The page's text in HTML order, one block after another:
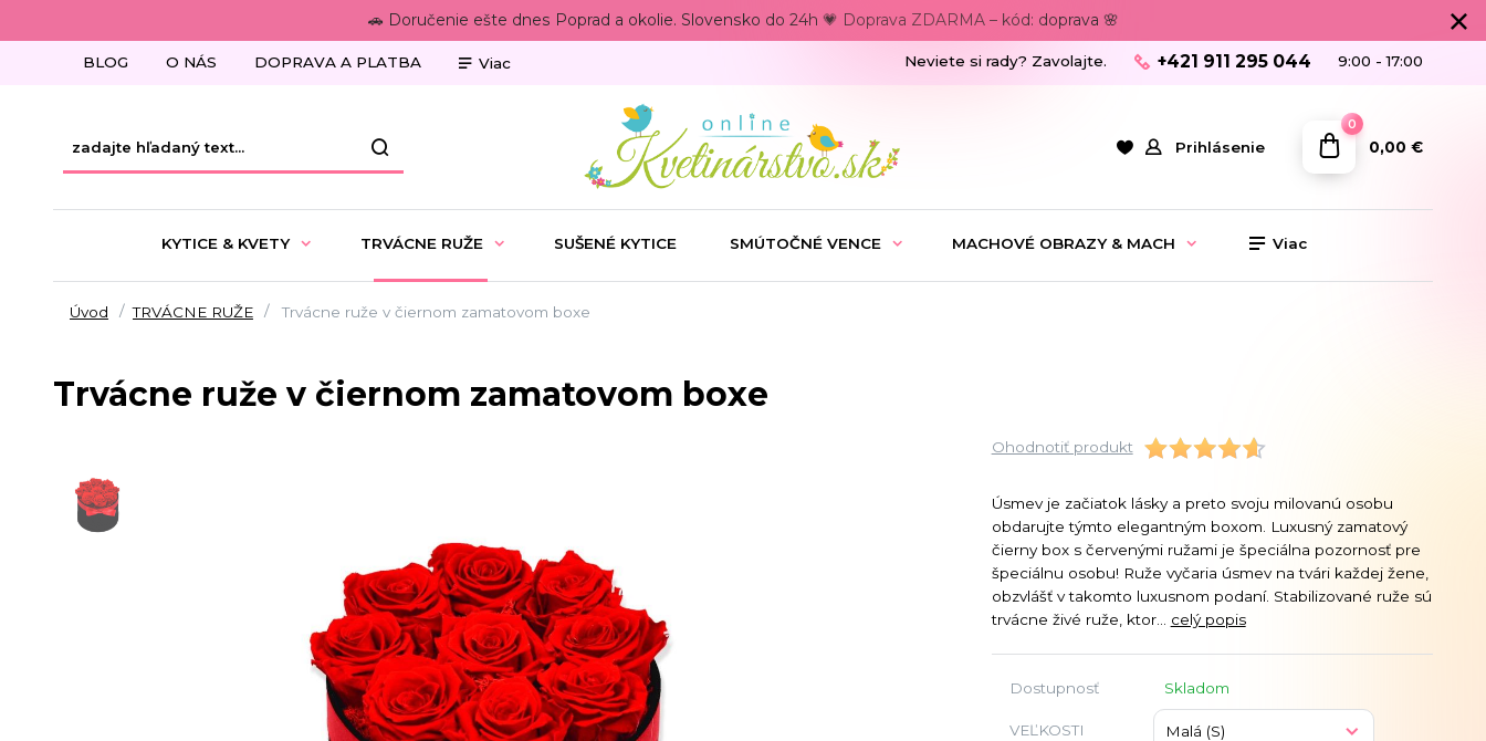
🚗 Doručenie ešte dnes Poprad a okolie. Slovensko do 24h 💗 Doprava ZDARMA – kód: doprava 🌸
BLOG O NÁS DOPRAVA A PLATBA Viac
Prihlásenie
Neviete si rady? Zavolajte. +421 911 295 044 9:00 - 17:00
0
0,00 €
KYTICE & KVETY TRVÁCNE RUŽE SUŠENÉ KYTICE SMÚTOČNÉ VENCE MACHOVÉ OBRAZY & MACH Viac
Úvod TRVÁCNE RUŽE Trvácne ruže v čiernom zamatovom boxe
Trvácne ruže v čiernom zamatovom boxe
Ohodnotiť produkt
Úsmev je začiatok lásky a preto svoju milovanú osobu
obdarujte týmto elegantným boxom. Luxusný zamatový
čierny box s červenými ružami je špeciálna pozornosť pre
špeciálnu osobu! Ruže vyčaria úsmev na tvári každej žene,
obzvlášť v takomto luxusnom podaní. Stabilizované ruže sú
trvácne živé ruže, ktor... celý popis
Dostupnosť Skladom
VEĽKOSTI